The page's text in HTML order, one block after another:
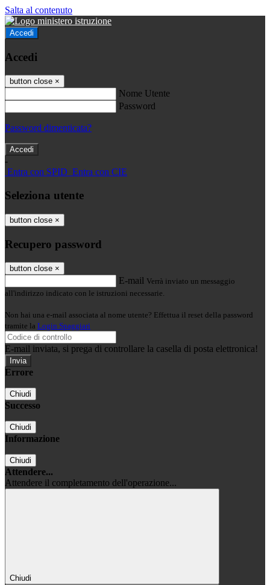
Salta al contenuto
Accedi
Accedi
button close ×
Nome Utente
Password
Password dimenticata?
-
Entra con SPID Entra con CIE
Seleziona utente
button close ×
Recupero password
button close ×
E-mail Verrà inviato un messaggio
all'indirizzo indicato con le istruzioni necessarie.
Non hai una e-mail associata al nome utente? Effettua il reset della password
tramite la Login Spaggiari
E-mail inviata, si prega di controllare la casella di posta elettronica!
Errore
Chiudi
Successo
Chiudi
Informazione
Chiudi
Attendere...
Attendere il completamento dell'operazione...
Chiudi